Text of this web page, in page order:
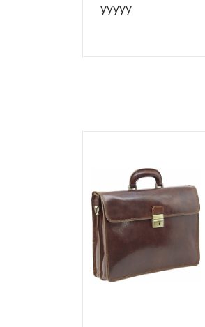
yyyyy